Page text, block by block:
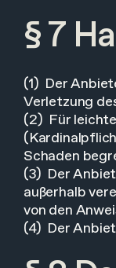
§ 7
(1) Der
Verletzung
(2) Für
Schaden
(3) Der
außerhalb
von den
(4) Der